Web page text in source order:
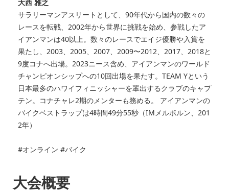
大西 雅之
サラリーマンアスリートとして、90年代から国内の数々の
レースを転戦、2002年から世界に挑戦を始め、参戦したア
イアンマンは40以上。数々のレースでエイジ優勝や入賞を
果たし、2003、2005、2007、2009〜2012、2017、2018と
9度コナへ出場。2023ニース含め、アイアンマンのワールド
チャンピオンシップへの10回出場を果たす。TEAM Yという
日本最多のハワイフィニッシャーを輩出するクラブのキャプ
テン。コナチャレ2期のメンターも務める。 アイアンマンの
バイクベストラップは4時間49分55秒（IMメルボルン、201
2年）
#オンライン #バイク
大会概要